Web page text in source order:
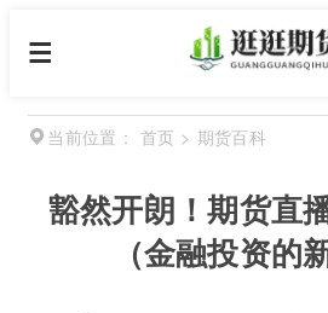
当前位置： 首页 > 期货百科
豁然开朗！期货直
（金融投资的